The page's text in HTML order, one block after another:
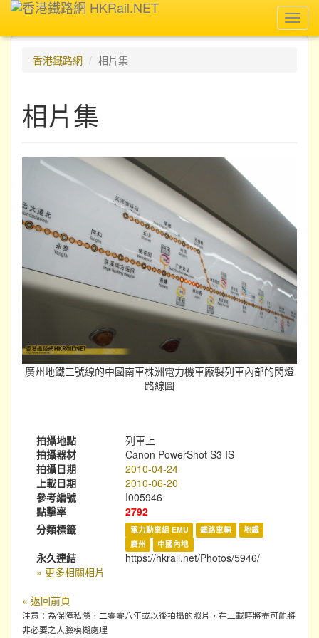
香港鐵路網
相片集
相片集
廣州地鐵三號線的中國南車株洲電力機車廠製列車內部的閃燈
路線圖
拍攝地點
列車上
拍攝器材
Canon PowerShot S3 IS
拍攝日期
2010-04-24
上載日期
2010-06-20
參考編號
I005946
點擊率
2792
分類標籤
電力動車組 EMU 鐵路車輛
地鐵
廣州
中國內地
永久連結
https://hkrail.net/Photos/5946/
» 更多相關相片
« 返回前頁
注意：為保障私隱，二零零八年或以後拍攝的照片，在上載時將盡可能將
非必要之人臉模糊處理